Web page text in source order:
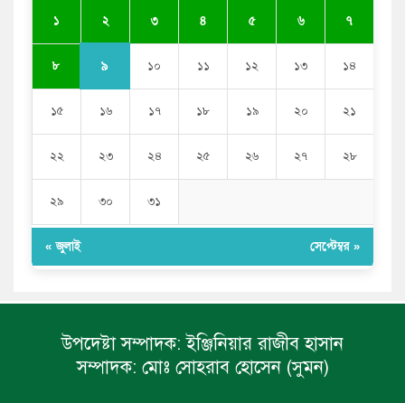
সজীব ওয়াজেদ জয়
১ ২ ৩ ৪ ৫ ৬ ৭
৮ ৯ ১০ ১১ ১২ ১৩ ১৪
১৫ ১৬ ১৭ ১৮ ১৯ ২০ ২১
২২ ২৩ ২৪ ২৫ ২৬ ২৭ ২৮
২৯ ৩০ ৩১
« জুলাই সেপ্টেম্বর »
উপদেষ্টা সম্পাদক: ইঞ্জিনিয়ার রাজীব হাসান
সম্পাদক: মোঃ সোহরাব হোসেন (সুমন)